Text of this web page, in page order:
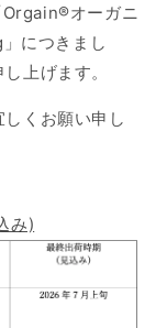
オーガニ
につきまし
上げます。
くお願い申し
み)